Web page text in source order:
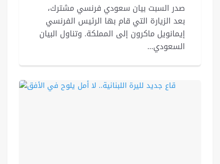
صدر السبت بيان سعودي فرنسي مشترك،
بعد الزيارة التي قام بها الرئيس الفرنسي
إيمانويل ماكرون إلى المملكة. وتناول البيان
السعودي...